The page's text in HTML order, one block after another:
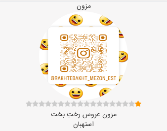
مزون
مزون عروس رختِ بخت
استهبان